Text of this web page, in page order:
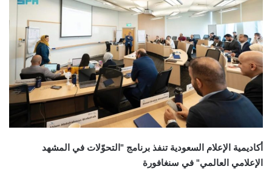
أكاديمية الإعلام السعودية تنفذ برنامج "التحوّلات في المشهد
الإعلامي العالمي" في سنغافورة